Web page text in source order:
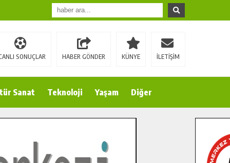
SONUÇLAR HABER GÖNDER KÜNYE İLETİŞİM
Sanat Teknoloji Yaşam Diğer